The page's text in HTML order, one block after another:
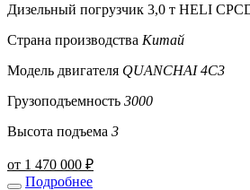
Дизельный погрузчик 3,0 т HELI
Страна производства Китай
Модель двигателя QUANCHAI 4C3
Грузоподъемность 3000
Высота подъема 3
от 1 470 000 ₽
Подробнее